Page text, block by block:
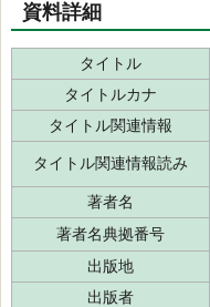
資料詳細
タイトル
タイトルカナ
タイトル関連情報
タイトル関連情報読み
著者名
著者名典拠番号
出版地
出版者